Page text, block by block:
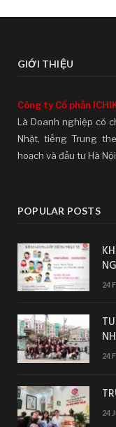
GIỚI THIỆU
Công ty Cổ phần
Là Doanh nghiệp có
Nhật, tiếng Trung
hoạch và đầu tư Hà
POPULAR POSTS
24
24
24